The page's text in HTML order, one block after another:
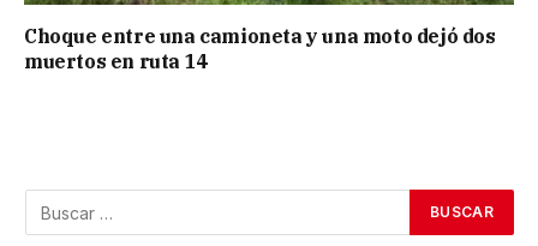
Choque entre una camioneta y una moto dejó dos
muertos en ruta 14